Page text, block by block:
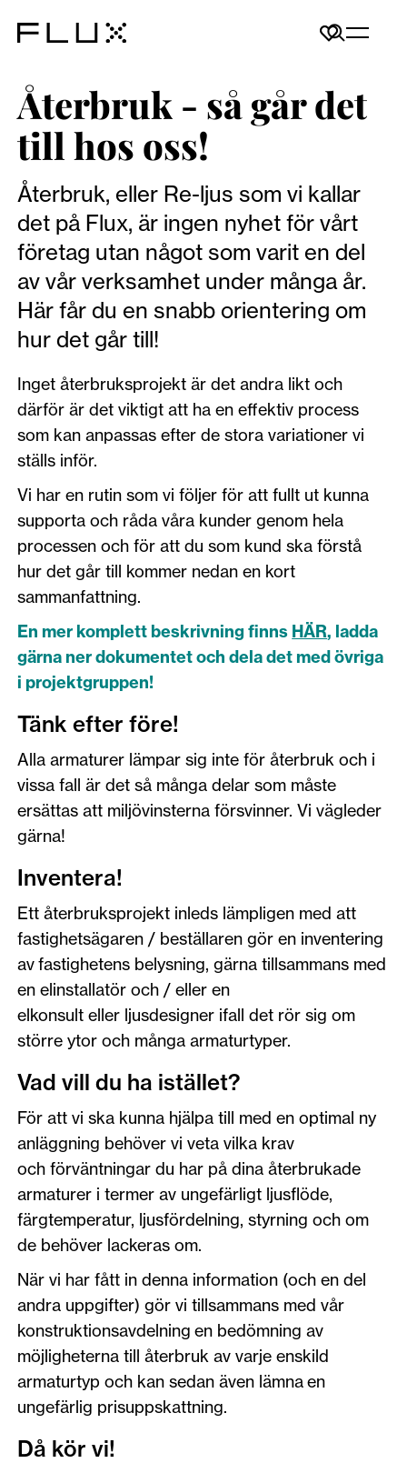
Återbruk - så går det
till hos oss!
Återbruk, eller Re-ljus som vi kallar
det på Flux, är ingen nyhet för vårt
företag utan något som varit en del
av vår verksamhet under många år.
Här får du en snabb orientering om
hur det går till!
Inget återbruksprojekt är det andra likt och
därför är det viktigt att ha en effektiv process
som kan anpassas efter de stora variationer vi
ställs inför.
Vi har en rutin som vi följer för att fullt ut kunna
supporta och råda våra kunder genom hela
processen och för att du som kund ska förstå
hur det går till kommer nedan en kort
sammanfattning.
En mer komplett beskrivning finns HÄR, ladda
gärna ner dokumentet och dela det med övriga
i projektgruppen!
Tänk efter före!
Alla armaturer lämpar sig inte för återbruk och i
vissa fall är det så många delar som måste
ersättas att miljövinsterna försvinner. Vi vägleder
gärna!
Inventera!
Ett återbruksprojekt inleds lämpligen med att
fastighetsägaren / beställaren gör en inventering
av fastighetens belysning, gärna tillsammans med
en elinstallatör och / eller en
elkonsult eller ljusdesigner ifall det rör sig om
större ytor och många armaturtyper.
Vad vill du ha istället?
För att vi ska kunna hjälpa till med en optimal ny
anläggning behöver vi veta vilka krav
och förväntningar du har på dina återbrukade
armaturer i termer av ungefärligt ljusflöde,
färgtemperatur, ljusfördelning, styrning och om
de behöver lackeras om.
När vi har fått in denna information (och en del
andra uppgifter) gör vi tillsammans med vår
konstruktionsavdelning en bedömning av
möjligheterna till återbruk av varje enskild
armaturtyp och kan sedan även lämna en
ungefärlig prisuppskattning.
Då kör vi!